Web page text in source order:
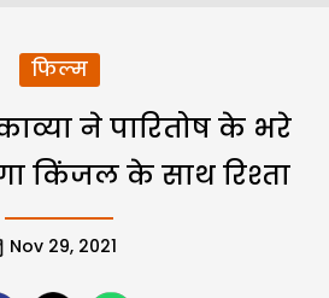
फिल्म
ने पारितोष के भरे
किंजल के साथ रिश्ता
Nov 29, 2021